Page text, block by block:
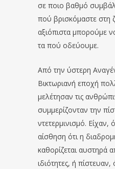
σε ποιο βαθμό
πού βρισκόμαστε στη
αξιόπιστα μπορούμε
τα πού οδεύουμε.
Από την ύστερη
Βικτωριανή εποχή
μελέτησαν τις
συμμερίζονταν την
ντετερμινισμό.
αίσθηση ότι η
καθορίζεται αυστηρά
ιδιότητες, ή